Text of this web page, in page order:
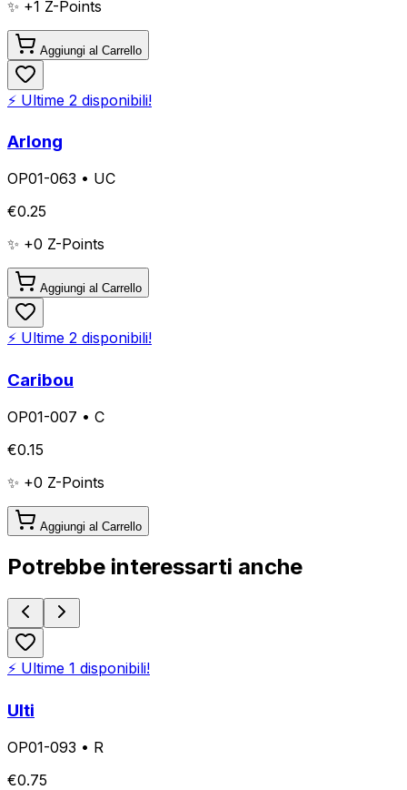
✨ +1 Z-Points
Aggiungi al Carrello
⚡ Ultime 2 disponibili!
Arlong
OP01-063 • UC
€0.25
✨ +0 Z-Points
Aggiungi al Carrello
⚡ Ultime 2 disponibili!
Caribou
OP01-007 • C
€0.15
✨ +0 Z-Points
Aggiungi al Carrello
Potrebbe interessarti anche
⚡ Ultime 1 disponibili!
Ulti
OP01-093 • R
€0.75